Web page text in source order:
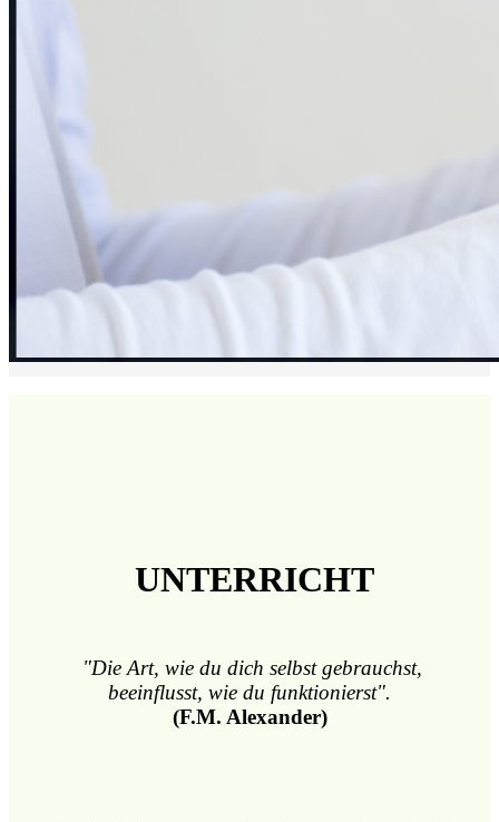
UNTERRICHT
"Die Art, wie du dich selbst gebrauchst,
beeinflusst, wie du funktionierst".
(F.M. Alexander)